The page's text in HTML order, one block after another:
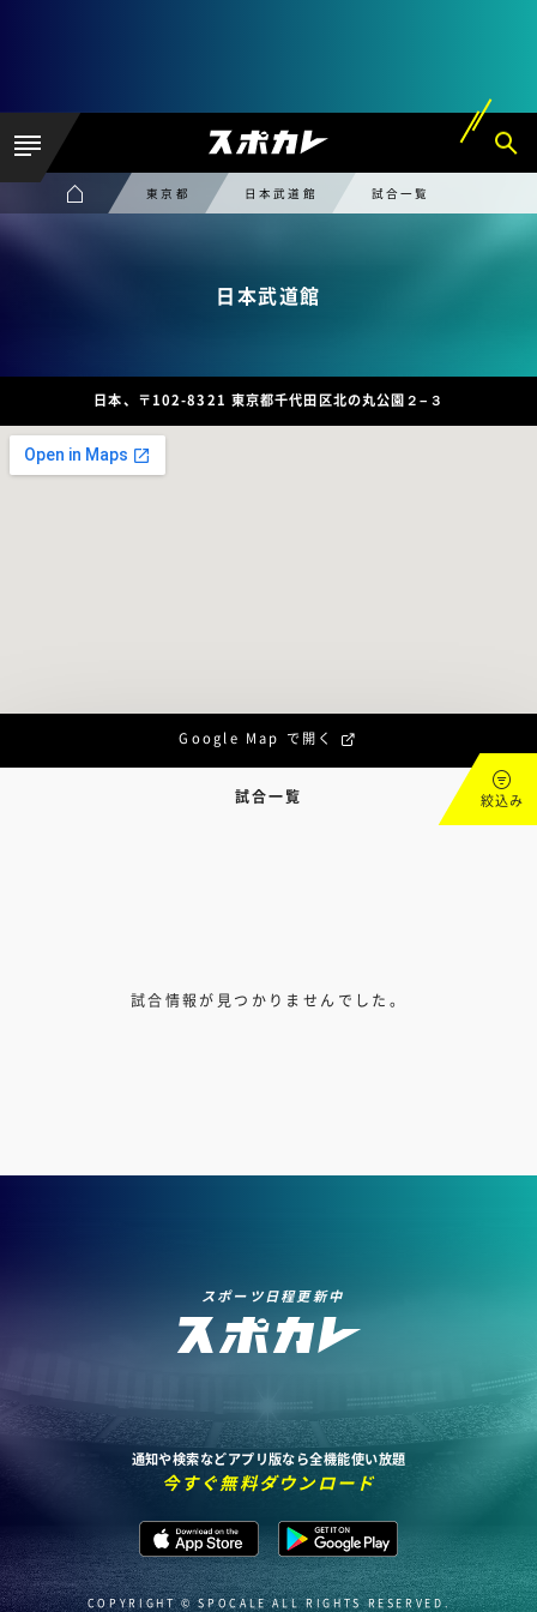
東京都 日本武道館 試合一覧
日本武道館
日本、〒102-8321 東京都千代田区北の丸公園２−３
Google Map で開く
試合一覧 絞込み
試合情報が見つかりませんでした。
スポーツ日程更新中
通知や検索などアプリ版なら全機能使い放題
今すぐ無料ダウンロード
COPYRIGHT © SPOCALE ALL RIGHTS RESERVED.